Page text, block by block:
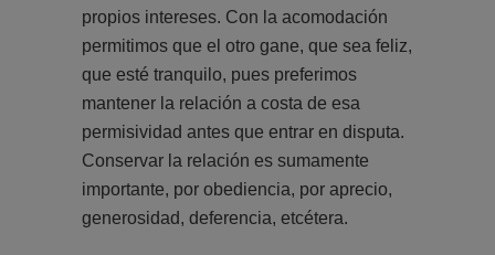
propios intereses. Con la acomodación
permitimos que el otro gane, que sea feliz,
que esté tranquilo, pues preferimos
mantener la relación a costa de esa
permisividad antes que entrar en disputa.
Conservar la relación es sumamente
importante, por obediencia, por aprecio,
generosidad, deferencia, etcétera.